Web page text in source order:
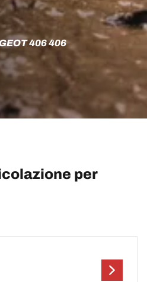
406 406
per